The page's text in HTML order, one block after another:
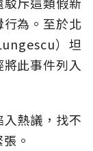
為。至於北
）坦
此事件列入
熱議，找不
。